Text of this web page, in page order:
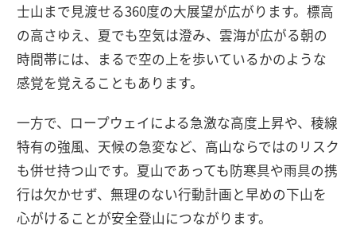
士山まで見渡せる360度の大展望が広がります。標高
の高さゆえ、夏でも空気は澄み、雲海が広がる朝の
時間帯には、まるで空の上を歩いているかのような
感覚を覚えることもあります。
一方で、ロープウェイによる急激な高度上昇や、稜線
特有の強風、天候の急変など、高山ならではのリスク
も併せ持つ山です。夏山であっても防寒具や雨具の携
行は欠かせず、無理のない行動計画と早めの下山を
心がけることが安全登山につながります。